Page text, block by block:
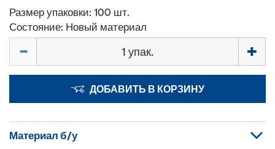
Размер упаковки: 100 шт.
Состояние: Новый материал
ДОБАВИТЬ В КОРЗИНУ
Материал б/у